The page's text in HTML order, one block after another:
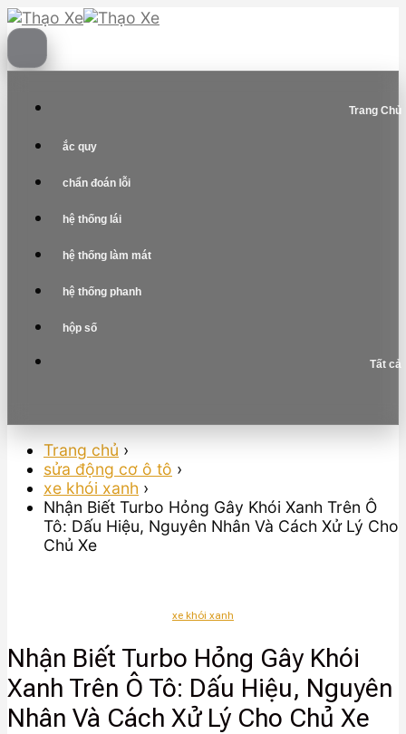
Skip
to
content
Trang Chủ
ắc quy
chẩn đoán lỗi
hệ thống lái
hệ thống làm mát
hệ thống phanh
hộp số
Tất cả
Trang chủ ›
sửa động cơ ô tô ›
xe khói xanh ›
Nhận Biết Turbo Hỏng Gây Khói Xanh Trên Ô
Tô: Dấu Hiệu, Nguyên Nhân Và Cách Xử Lý Cho
Chủ Xe
xe khói xanh
Nhận Biết Turbo Hỏng Gây Khói
Xanh Trên Ô Tô: Dấu Hiệu, Nguyên
Nhân Và Cách Xử Lý Cho Chủ Xe